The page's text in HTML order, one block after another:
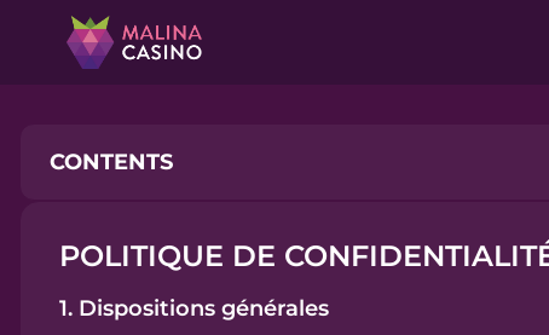
CONTENTS
1. Dispositions générales
2. Données collectées
POLITIQUE DE
1. Dispositions générales